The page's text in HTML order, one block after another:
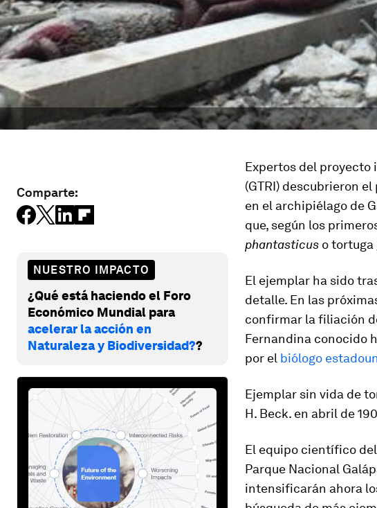
Comparte:
NUESTRO IMPACTO
¿Qué está haciendo el Foro
Económico Mundial para
acelerar la acción en
Naturaleza y Biodiversidad??
Expertos del proyecto
(GTRI) descubrieron
en el archipiélago de
que, según los
phantasticus o tortuga
El ejemplar ha sido
detalle. En las
confirmar la filiación
Fernandina conocido
por el biólogo
Ejemplar sin vida de
H. Beck. en abril de
El equipo científico
Parque Nacional
intensificarán ahora